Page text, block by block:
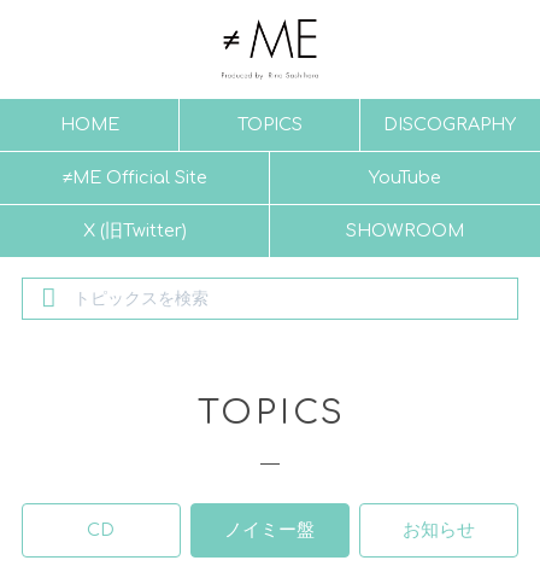
HOME TOPICS DISCOGRAPHY
≠ME Official Site YouTube
X (旧Twitter) SHOWROOM
TOPICS
CD ノイミー盤 お知らせ